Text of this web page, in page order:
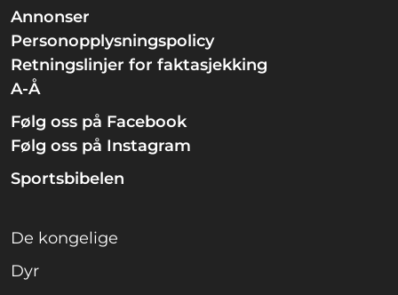
Annonser
Personopplysningspolicy
Retningslinjer for faktasjekking
A-Å
Følg oss på Facebook
Følg oss på Instagram
Sportsbibelen
De kongelige
Dyr